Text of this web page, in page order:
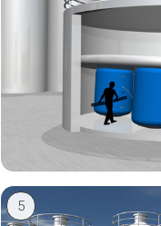
5